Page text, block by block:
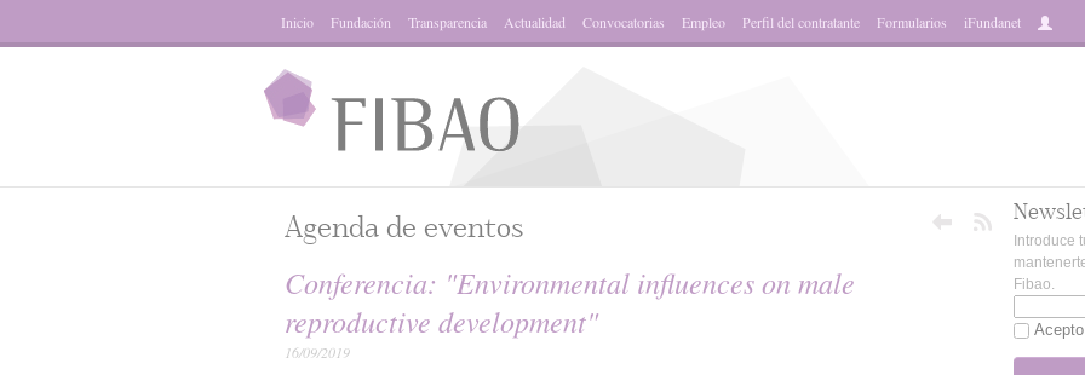
Inicio Fundación Transparencia Actualidad Convocatorias Empleo Perfil del contratante Formularios iFundanet
Agenda de eventos
Conferencia: "Environmental influences on male
reproductive development"
16/09/2019
Introduce
Fibao.